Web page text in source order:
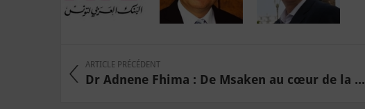
ARTICLE PRÉCÉDENT
Dr Adnene Fhima : De Msaken au cœur de la ...